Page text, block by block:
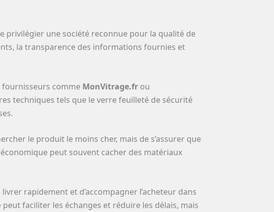
privilégier une société reconnue pour la qualité de
la transparence des informations fournies et
comme MonVitrage.fr ou
techniques tels que le verre feuilleté de sécurité
le produit le moins cher, mais de s’assurer que
peut souvent cacher des matériaux
rapidement et d’accompagner l’acheteur dans
faciliter les échanges et réduire les délais, mais